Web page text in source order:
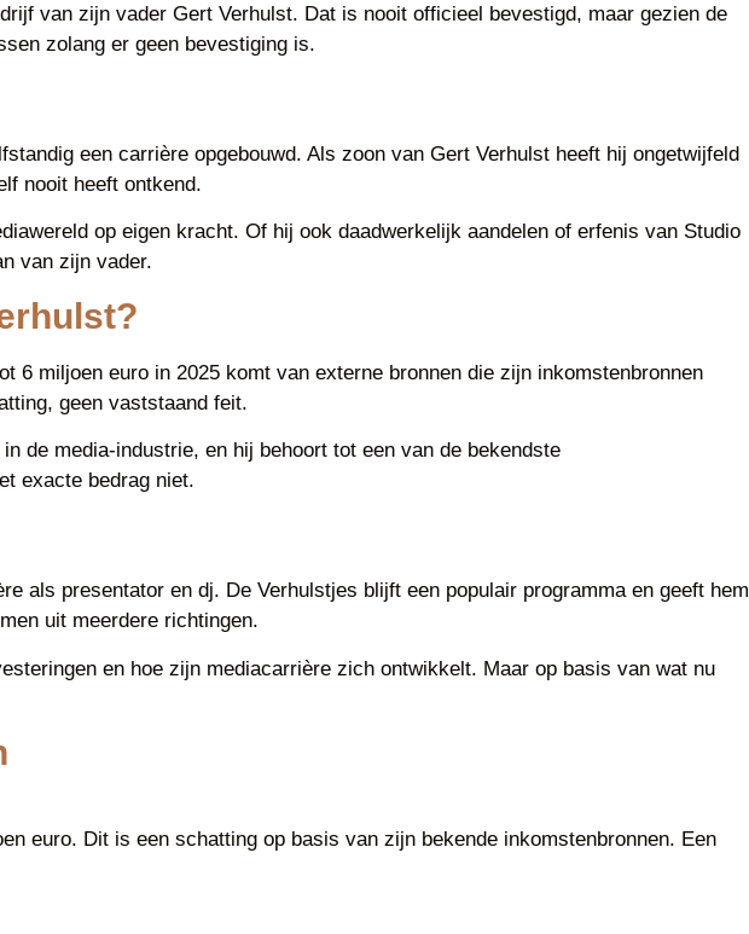
van zijn vader Gert Verhulst. Dat is nooit officieel bevestigd, maar gezien de
zolang er geen bevestiging is.
een carrière opgebouwd. Als zoon van Gert Verhulst heeft hij ongetwijfeld
nooit heeft ontkend.
op eigen kracht. Of hij ook daadwerkelijk aandelen of erfenis van Studio
van zijn vader.
miljoen euro in 2025 komt van externe bronnen die zijn inkomstenbronnen
geen vaststaand feit.
de media-industrie, en hij behoort tot een van de bekendste
exacte bedrag niet.
als presentator en dj. De Verhulstjes blijft een populair programma en geeft hem
uit meerdere richtingen.
en hoe zijn mediacarrière zich ontwikkelt. Maar op basis van wat nu
euro. Dit is een schatting op basis van zijn bekende inkomstenbronnen. Een